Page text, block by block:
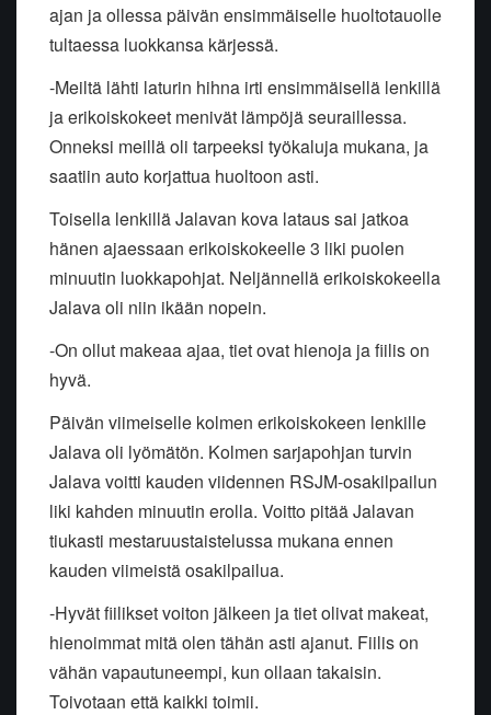
ajan ja ollessa päivän ensimmäiselle huoltotauolle
tultaessa luokkansa kärjessä.
-Meiltä lähti laturin hihna irti ensimmäisellä lenkillä
ja erikoiskokeet menivät lämpöjä seuraillessa.
Onneksi meillä oli tarpeeksi työkaluja mukana, ja
saatiin auto korjattua huoltoon asti.
Toisella lenkillä Jalavan kova lataus sai jatkoa
hänen ajaessaan erikoiskokeelle 3 liki puolen
minuutin luokkapohjat. Neljännellä erikoiskokeella
Jalava oli niin ikään nopein.
-On ollut makeaa ajaa, tiet ovat hienoja ja fiilis on
hyvä.
Päivän viimeiselle kolmen erikoiskokeen lenkille
Jalava oli lyömätön. Kolmen sarjapohjan turvin
Jalava voitti kauden viidennen RSJM-osakilpailun
liki kahden minuutin erolla. Voitto pitää Jalavan
tiukasti mestaruustaistelussa mukana ennen
kauden viimeistä osakilpailua.
-Hyvät fiilikset voiton jälkeen ja tiet olivat makeat,
hienoimmat mitä olen tähän asti ajanut. Fiilis on
vähän vapautuneempi, kun ollaan takaisin.
Toivotaan että kaikki toimii.